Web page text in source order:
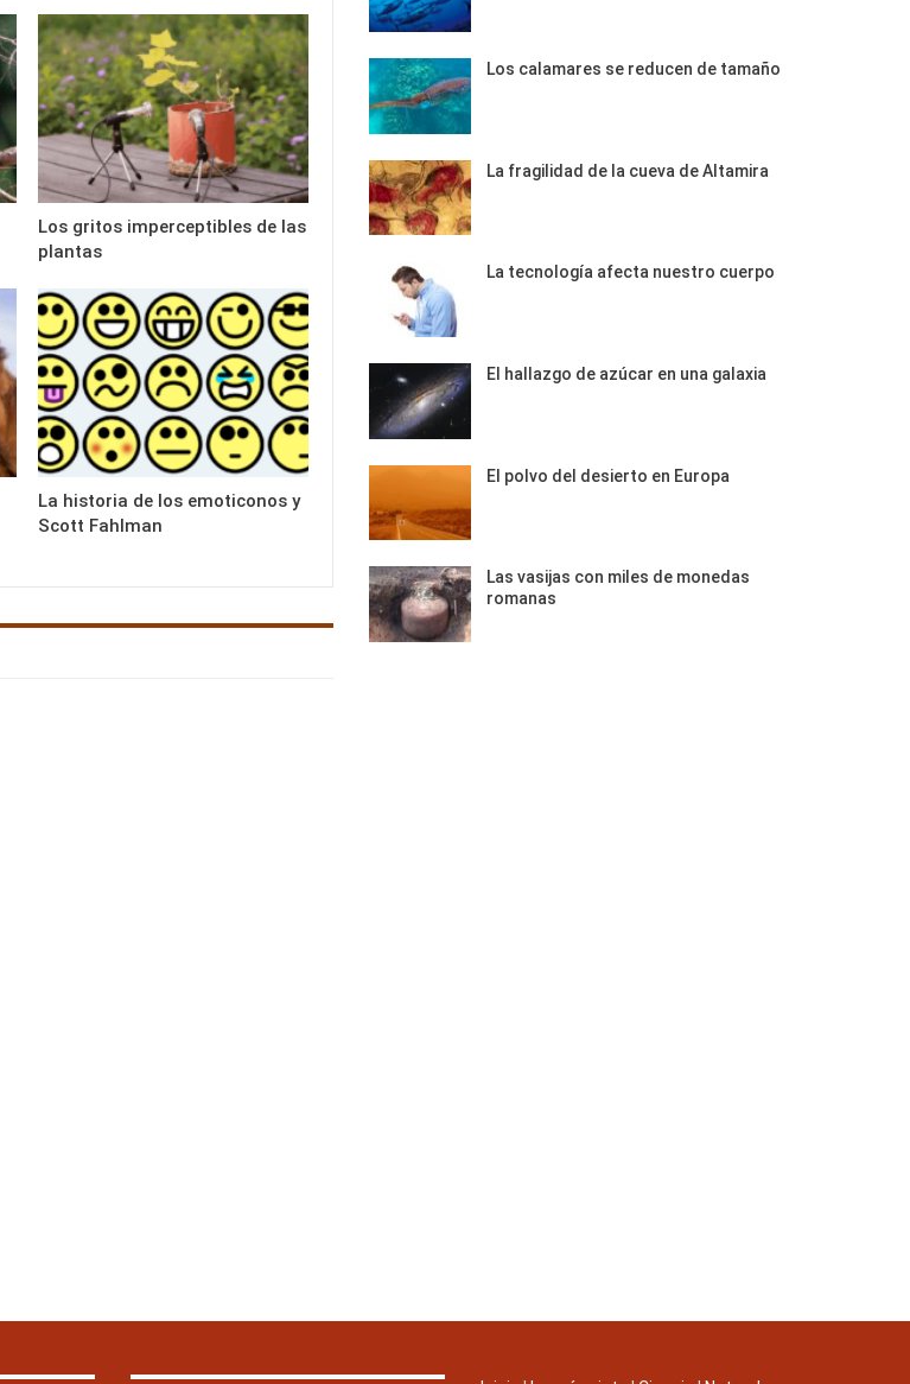
Los gritos imperceptibles de las
plantas
La historia de los emoticonos y
Scott Fahlman
Los calamares se reducen de tamaño
La fragilidad de la cueva de Altamira
La tecnología afecta nuestro cuerpo
El hallazgo de azúcar en una galaxia
El polvo del desierto en Europa
Las vasijas con miles de monedas
romanas